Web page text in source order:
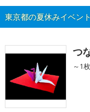
東京都の夏休みイベン
つ
～1